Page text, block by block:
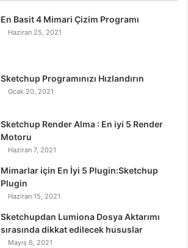
En Basit 4 Mimari Çizim Programı
Haziran 25, 2021
Sketchup Programınızı Hızlandırın
Ocak 20, 2021
Sketchup Render Alma : En iyi 5 Render
Motoru
Haziran 7, 2021
Mimarlar için En İyi 5 Plugin:Sketchup
Plugin
Haziran 15, 2021
Sketchupdan Lumiona Dosya Aktarımı
sırasında dikkat edilecek hususlar
Mayıs 6, 2021